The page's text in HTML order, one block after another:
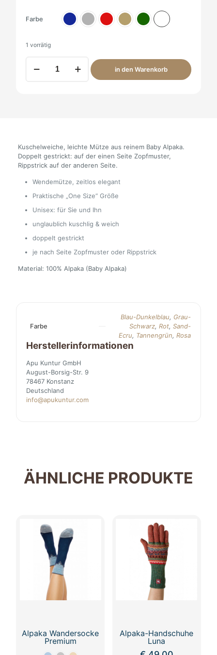
Farbe
1 vorrätig
Alpaka
Wendemütze
Suave
in den Warenkorb
Kuschelweiche, leichte Mütze aus reinem Baby Alpaka.
Doppelt gestrickt: auf der einen Seite Zopfmuster,
Rippstrick auf der anderen Seite.
Wendemütze, zeitlos elegant
Praktische „One Size“ Größe
Unisex: für Sie und Ihn
unglaublich kuschlig & weich
doppelt gestrickt
je nach Seite Zopfmuster oder Rippstrick
Material: 100% Alpaka (Baby Alpaka)
Farbe
Blau-Dunkelblau, Grau-
Schwarz, Rot, Sand-
Ecru, Tannengrün, Rosa
Herstellerinformationen
Apu Kuntur GmbH
August-Borsig-Str. 9
78467 Konstanz
Deutschland
info@apukuntur.com
ÄHNLICHE PRODUKTE
Alpaka Wandersocke
Premium
Alpaka-Handschuhe
Luna